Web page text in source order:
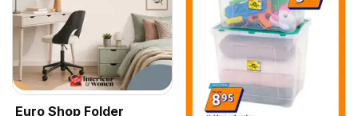
Euro Shop Folder